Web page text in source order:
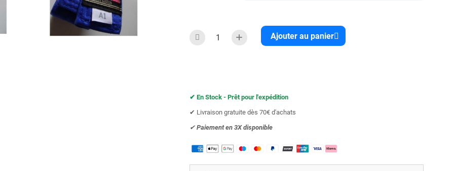
Ajouter au panier
✔︎ En Stock - Prêt pour l'expédition
✔︎ Livraison gratuite dès 70€ d'achats
✔︎ Paiement en 3X disponible